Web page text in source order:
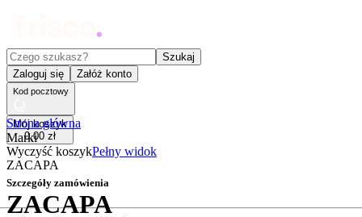
Czego szukasz?
Szukaj
Zaloguj się
Załóż konto
Kod pocztowy
Mój koszyk
0,00 zł
Wyczyść koszykPełny widok
Szczegóły zamówienia
Strona główna
Marki
ZACAPA
ZACAPA